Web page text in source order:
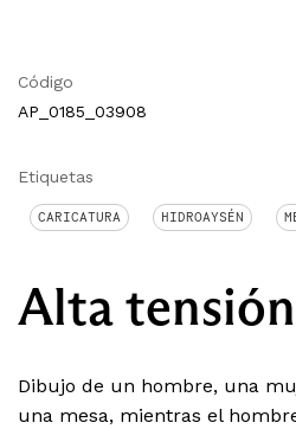
Código
AP_0185_03908
Etiquetas
CARICATURA HIDROAYSÉN
Alta tensión
Dibujo de un hombre, una
una mesa, mientras el